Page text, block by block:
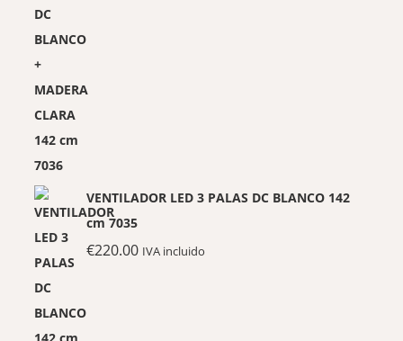
VENTILADOR LED 3 PALAS DC BLANCO 142
cm 7035
€220.00 IVA incluido